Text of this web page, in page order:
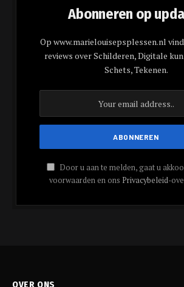
Abonneren op
Op www.marielouisepsplessen.nl
reviews over Schilderen, Digitale
Schets, Tekenen.
Door u aan te melden, gaat u
voorwaarden en ons Privacybeleid-
OVER ONS